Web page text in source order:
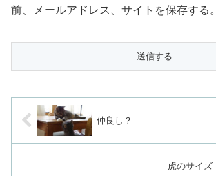
前、メールアドレス、サイトを保存する。
仲良し？
虎のサイズ